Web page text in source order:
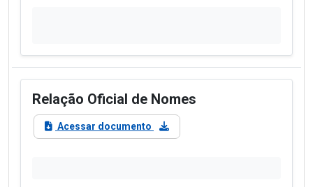
Relação Oficial de Nomes
Acessar documento